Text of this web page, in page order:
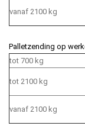
vanaf 2100 kg
Palletzending op
tot 700 kg
tot 2100 kg
vanaf 2100 kg